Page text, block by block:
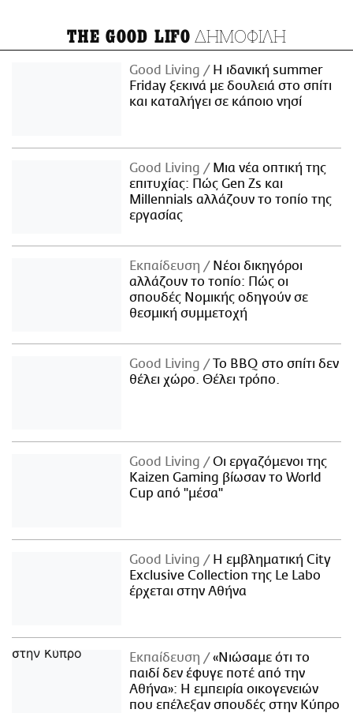
THE GOOD LIFO ΔΗΜΟΦΙΛΗ
Good Living
Η ιδανική summer
Friday ξεκινά με δουλειά στο σπίτι
και καταλήγει σε κάποιο νησί
Good Living
Μια νέα οπτική της
επιτυχίας: Πώς Gen Zs και
Millennials αλλάζουν το τοπίο της
εργασίας
Εκπαίδευση
Νέοι δικηγόροι
αλλάζουν το τοπίο: Πώς οι
σπουδές Νομικής οδηγούν σε
θεσμική συμμετοχή
Good Living
Το BBQ στο σπίτι δεν
θέλει χώρο. Θέλει τρόπο.
Good Living
Οι εργαζόμενοι της
Kaizen Gaming βίωσαν το World
Cup από "μέσα"
Good Living
Η εμβληματική City
Exclusive Collection της Le Labo
έρχεται στην Αθήνα
Εκπαίδευση
«Νιώσαμε ότι το
παιδί δεν έφυγε ποτέ από την
Αθήνα»: Η εμπειρία οικογενειών
που επέλεξαν σπουδές στην Κύπρο